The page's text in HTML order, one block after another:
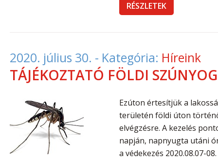
RÉSZLETEK
2020. július 30. - Kategória: Híreink
TÁJÉKOZTATÓ FÖLDI
Ezúton értesítjük a
területén földi úton
elvégzésre. A kezelés
napján, napnyugta utáni
a védekezés 2020.08.07-